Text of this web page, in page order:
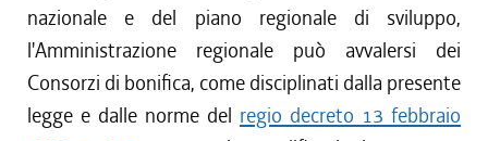
nazionale e del piano regionale di sviluppo,
l'Amministrazione regionale può avvalersi dei
Consorzi di bonifica, come disciplinati dalla presente
legge e dalle norme del regio decreto 13 febbraio